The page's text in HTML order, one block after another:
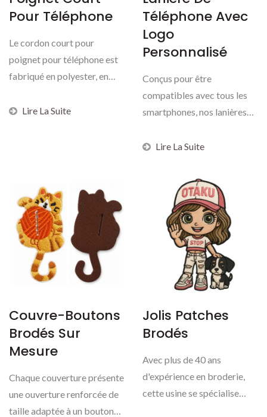
Pour Téléphone
Le cordon court pour
poignet pour téléphone est
fabriqué en polyester, en
Lire La Suite
Téléphone Avec
Logo
Personnalisé
Conçus pour être
compatibles avec tous les
smartphones, nos lanières
personnalisées...
Lire La Suite
Couvre-Boutons
Brodés Sur
Mesure
Chaque couverture présente
une ouverture renforcée de
taille adaptée à un bouton
Jolis Patches
Brodés
Avec plus de 40 ans
d'expérience en broderie,
cette usine se spécialise